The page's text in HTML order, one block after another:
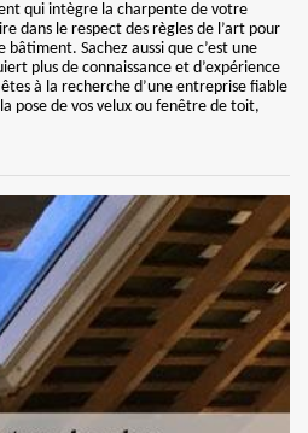
qui intègre la charpente de votre
dans le respect des règles de l’art pour
Sachez aussi que c’est une
plus de connaissance et d’expérience
à la recherche d’une entreprise fiable
pose de vos velux ou fenêtre de toit,